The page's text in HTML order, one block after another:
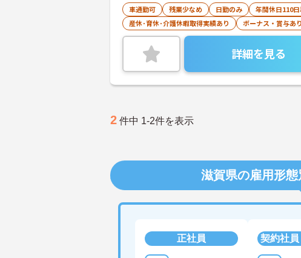
車通勤可 残業少なめ 日勤のみ 年間休日110
産休･育休･介護休暇取得実績あり
ボーナス・賞与あり
詳細を見る
2 件中 1-2件を表示
滋賀県の雇用形
正社員 契約社